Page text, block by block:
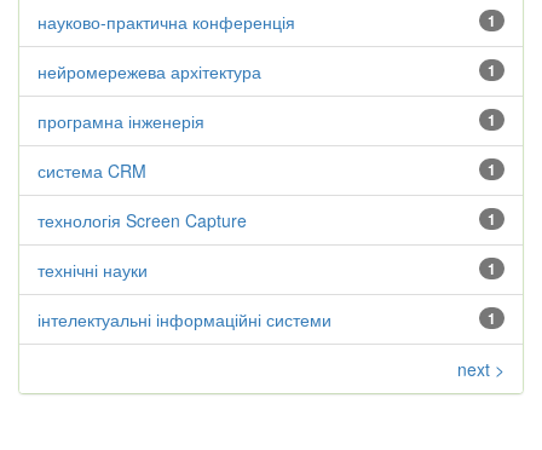
1
науково-практична конференція
1
нейромережева архітектура
1
програмна інженерія
1
система CRM
1
технологія Screen Capture
1
технічні науки
1
інтелектуальні інформаційні системи
next >